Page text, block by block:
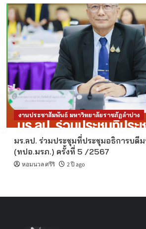
งานประชาสัมพันธ์ มหาวิทยาลัยราชภัฏลำปาง
มร.ลป. ร่วมประชุมที่ประชุมอธิการบดี
(ทปอ.มรภ.) ครั้งที่ 5 /2567
หอมนวล ศรีริ 2 ปี ago